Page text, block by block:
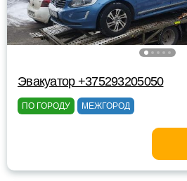
Эвакуатор +375293205050
ПО ГОРОДУ МЕЖГОРОД